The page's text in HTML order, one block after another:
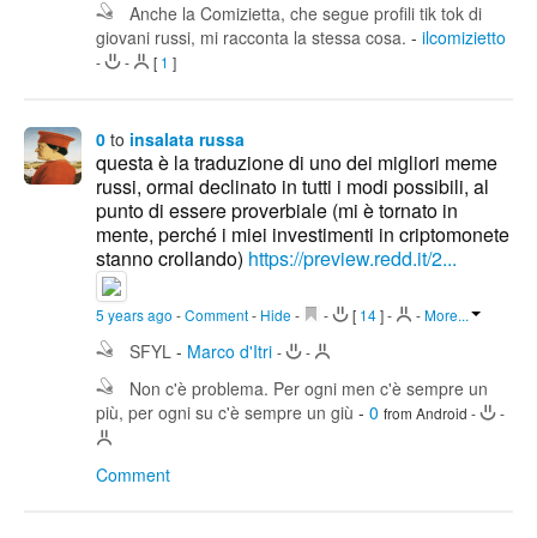
Anche la Comizietta, che segue profili tik tok di
giovani russi, mi racconta la stessa cosa. - ilcomizietto
- - [ 1 ]
0 to insalata russa
questa è la traduzione di uno dei migliori meme
russi, ormai declinato in tutti i modi possibili, al
punto di essere proverbiale (mi è tornato in
mente, perché i miei investimenti in criptomonete
stanno crollando) https://preview.redd.it/2...
5 years ago -Comment- Hide - - [ 14]- -More...
SFYL - Marco d'Itri - -
Non c'è problema. Per ogni men c'è sempre un
più, per ogni su c'è sempre un giù - 0 from Android - -
Comment